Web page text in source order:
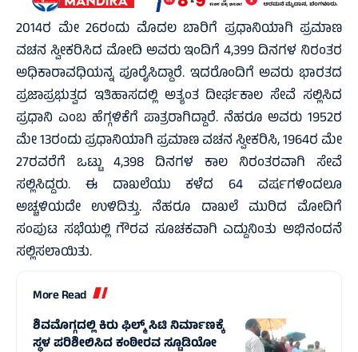
2014ರ ಮೇ 26ರಂದು ಮೊದಲ ಬಾರಿಗೆ ಪ್ರಧಾನಿಯಾಗಿ ಪ್ರಮಾಣ
ವಚನ ಸ್ವೀಕರಿಸಿದ ಮೋದಿ ಅವರು ಇಂದಿಗೆ 4,399 ದಿನಗಳ ನಿರಂತರ
ಅಧಿಕಾರಾವಧಿಯನ್ನ ಪೂರೈಸಿದ್ದಾರೆ. ಇದರೊಂದಿಗೆ ಅವರು ಭಾರತದ
ಪ್ರಜಾಪ್ರಭುತ್ವದ ಇತಿಹಾಸದಲ್ಲಿ ಅತ್ಯಂತ ದೀರ್ಘಕಾಲ ಸೇವೆ ಸಲ್ಲಿಸಿದ
ಪ್ರಧಾನಿ ಎಂಬ ಹೆಗ್ಗಳಿಕೆಗೆ ಪಾತ್ರರಾಗಿದ್ದಾರೆ. ನೆಹರೂ ಅವರು 1952ರ
ಮೇ 13ರಂದು ಪ್ರಧಾನಿಯಾಗಿ ಪ್ರಮಾಣ ವಚನ ಸ್ವೀಕರಿಸಿ, 1964ರ ಮೇ
27ರವರೆಗೆ ಒಟ್ಟು 4,398 ದಿನಗಳ ಕಾಲ ನಿರಂತರವಾಗಿ ಸೇವೆ
ಸಲ್ಲಿಸಿದ್ದರು. ಈ ದಾಖಲೆಯು ಕಳೆದ 64 ವರ್ಷಗಳಿಂದಲೂ
ಅಚ್ಚಳಿಯದೇ ಉಳಿದಿತ್ತು. ನೆಹರೂ ದಾಖಲೆ ಮುರಿದ ಮೋದಿಗೆ
ಸಂಪುಟ ಸಭೆಯಲ್ಲಿ ಗೌರವ ಸೂಚಕವಾಗಿ ಎದ್ದುನಿಂತು ಅಭಿನಂದನೆ
ಸಲ್ಲಿಸಲಾಯಿತು.
More Read
ಶಿವಮೊಗ್ಗದಲ್ಲಿ ಕಿರು ಫಿಲ್ಮ್ ಸಿಟಿ ನಿರ್ಮಾಣಕ್ಕೆ
ಸ್ಥಳ ಪರಿಶೀಲಿಸಿದ ಕಂಠೀರವ ಸ್ಟೂಡಿಯೋ